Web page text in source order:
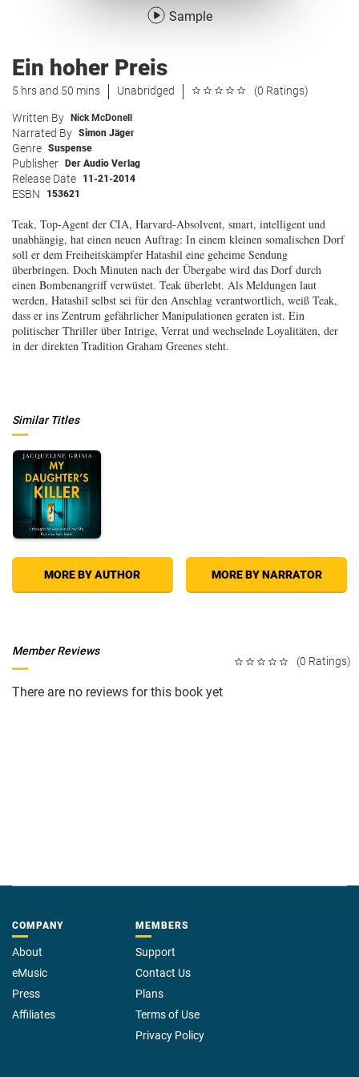
Sample
Ein hoher Preis
5 hrs and 50 mins Unabridged (0 Ratings)
Written By Nick McDonell
Narrated By Simon Jäger
Genre Suspense
Publisher Der Audio Verlag
Release Date 11-21-2014
ESBN 153621
Teak, Top-Agent der CIA, Harvard-Absolvent, smart, intelligent und
unabhängig, hat einen neuen Auftrag: In einem kleinen somalischen Dorf
soll er dem Freiheitskämpfer Hatashil eine geheime Sendung
überbringen. Doch Minuten nach der Übergabe wird das Dorf durch
einen Bombenangriff verwüstet. Teak überlebt. Als Meldungen laut
werden, Hatashil selbst sei für den Anschlag verantwortlich, weiß Teak,
dass er ins Zentrum gefährlicher Manipulationen geraten ist. Ein
politischer Thriller über Intrige, Verrat und wechselnde Loyalitäten, der
in der direkten Tradition Graham Greenes steht.
Similar Titles
MORE BY AUTHOR MORE BY NARRATOR
(0 Ratings)
Member Reviews
There are no reviews for this book yet
COMPANY
About
eMusic
Press
Affiliates
MEMBERS
Support
Contact Us
Plans
Terms of Use
Privacy Policy